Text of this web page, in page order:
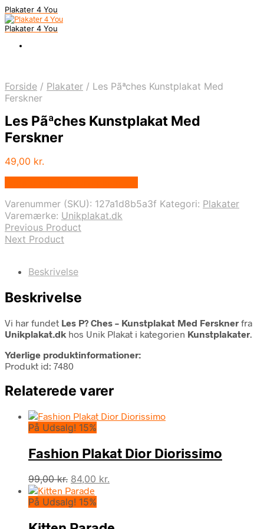
Plakater 4 You
Plakater 4 You
Forside / Plakater / Les Pãªches Kunstplakat Med
Ferskner
Les Pãªches Kunstplakat Med
Ferskner
49,00 kr.
Varenummer (SKU): 127a1d8b5a3f Kategori: Plakater
Varemærke: Unikplakat.dk
Previous Product
Next Product
Beskrivelse
Beskrivelse
Vi har fundet Les P? Ches – Kunstplakat Med Ferskner fra
Unikplakat.dk hos Unik Plakat i kategorien Kunstplakater.
Yderlige produktinformationer:
Produkt id: 7480
Relaterede varer
På Udsalg! 15%
Fashion Plakat Dior Diorissimo
99,00kr. Den
oprindelige
pris
99,00 kr..
84,00 kr.
84,00 kr..
På Udsalg! 15%